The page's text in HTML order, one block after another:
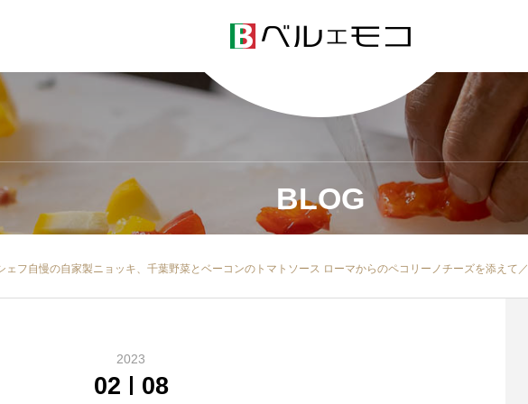
BLOG
ェフ自慢の自家製ニョッキ、千葉野菜とベーコンのトマトソース ローマからのペコリーノチーズを添えて／
2023
02 08